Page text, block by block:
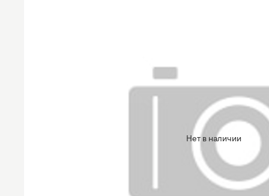
Нет в наличии